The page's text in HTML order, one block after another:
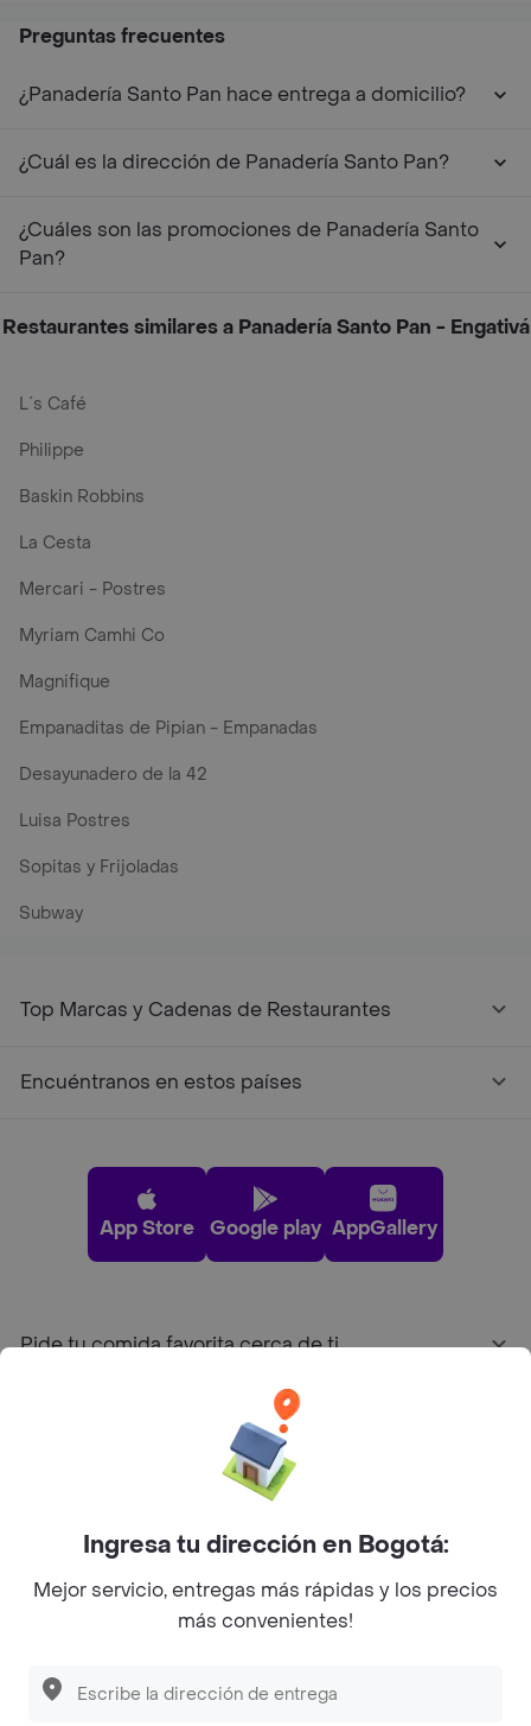
Preguntas frecuentes
¿Panadería Santo Pan hace entrega a domicilio?
¿Cuál es la dirección de Panadería Santo Pan?
¿Cuáles son las promociones de Panadería Santo
Pan?
Restaurantes similares a Panadería Santo Pan - Engativá
L´s Café
Philippe
Baskin Robbins
La Cesta
Mercari - Postres
Myriam Camhi Co
Magnifique
Empanaditas de Pipian - Empanadas
Desayunadero de la 42
Luisa Postres
Sopitas y Frijoladas
Subway
Top Marcas y Cadenas de Restaurantes
Encuéntranos en estos países
App Store Google play AppGallery
Pide tu comida favorita cerca de ti
Sobre Rappi
Facebook
Twitter
Instagram
©2026Rappi Inc. All rights reserved.
Ingresa tu dirección en Bogotá:
Mejor servicio, entregas más rápidas y los precios
más convenientes!